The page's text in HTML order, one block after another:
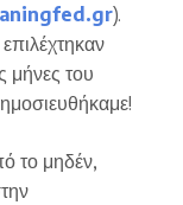
).
μήνες του
το μηδέν,